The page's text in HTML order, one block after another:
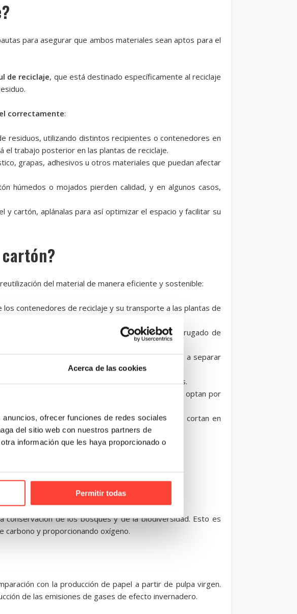
Acerca de las cookies
ofrecer funciones de redes sociales
del sitio web con nuestros partners de
información que les haya proporcionado o
Permitir todas
para asegurar que ambos materiales sean aptos para el
de reciclaje, que está destinado específicamente al reciclaje
correctamente:
residuos, utilizando distintos recipientes o contenedores en
el trabajo posterior en las plantas de reciclaje.
grapas, adhesivos u otros materiales que puedan afectar
húmedos o mojados pierden calidad, y en algunos casos,
cartón, aplánalas para así optimizar el espacio y facilitar su
del material de manera eficiente y sostenible:
contenedores de reciclaje y su transporte a las plantas de
calidad y tipo. Esto incluye separar el cartón corrugado de
para formar una pasta llamada pulpa, que ayuda a separar
eliminar tintas, adhesivos y otros contaminantes.
si es necesario, aunque muchas empresas optan por
o rollos de cartón que luego se secan y se cortan en
conservación de los bosques y de la biodiversidad. Esto es
carbono y proporcionando oxígeno.
con la producción de papel a partir de pulpa virgen.
de las emisiones de gases de efecto invernadero.